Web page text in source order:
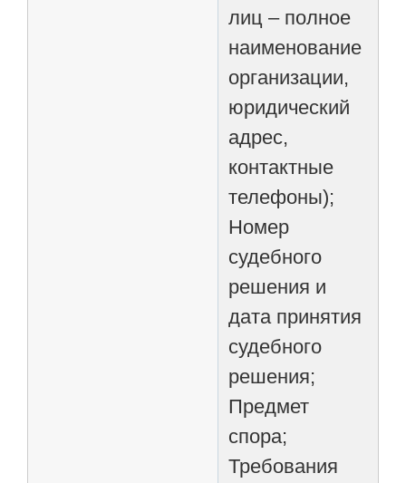
лиц – полное
наименование
организации,
юридический
адрес,
контактные
телефоны);
Номер
судебного
решения и
дата принятия
судебного
решения;
Предмет
спора;
Требования